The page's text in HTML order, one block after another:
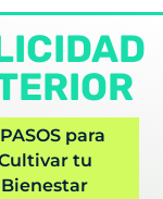
para
tu
Bienestar